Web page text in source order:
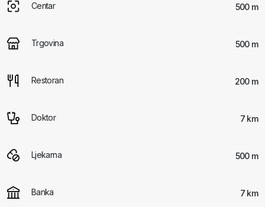
Centar 500 m
Trgovina 500 m
Restoran 200 m
Doktor 7 km
Ljekarna 500 m
Banka 7 km